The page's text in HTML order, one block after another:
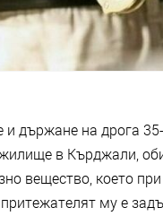
държане на дрога
в Кърджали,
вещество, което
му е